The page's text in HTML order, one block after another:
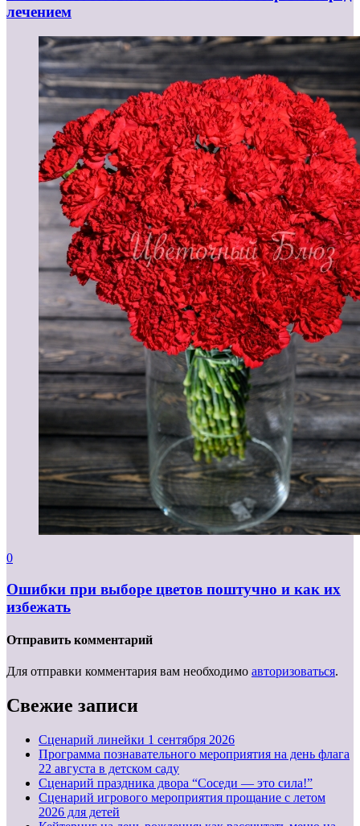
лечением
0
Ошибки при выборе цветов поштучно и как их
избежать
Отправить комментарий
Для отправки комментария вам необходимо авторизоваться.
Свежие записи
Cценарий линейки 1 сентября 2026
Программа познавательного мероприятия на день флага
22 августа в детском саду
Сценарий праздника двора “Соседи — это сила!”
Сценарий игрового мероприятия прощание с летом
2026 для детей